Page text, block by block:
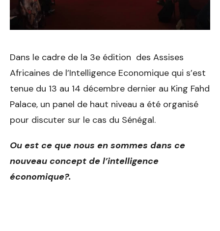
Dans le cadre de la 3e édition des Assises
Africaines de l’Intelligence Economique qui s’est
tenue du 13 au 14 décembre dernier au King Fahd
Palace, un panel de haut niveau a été organisé
pour discuter sur le cas du Sénégal.
Ou est ce que nous en sommes dans ce
nouveau concept de l’intelligence
économique?.